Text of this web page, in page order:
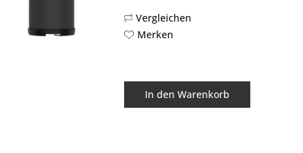
Vergleichen
Merken
In den Warenkorb